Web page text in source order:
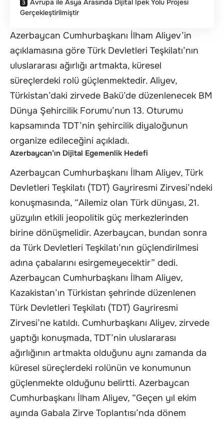
Avrupa ile Asya Arasında Dijital İpek Yolu Projesi
Gerçekleştirilmiştir
Azerbaycan Cumhurbaşkanı İlham Aliyev’in
açıklamasına göre Türk Devletleri Teşkilatı’nın
uluslararası ağırlığı artmakta, küresel
süreçlerdeki rolü güçlenmektedir. Aliyev,
Türkistan’daki zirvede Bakü’de düzenlenecek BM
Dünya Şehircilik Forumu’nun 13. Oturumu
kapsamında TDT’nin şehircilik diyaloğunun
organize edileceğini açıkladı.
Azerbaycan’ın Dijital Egemenlik Hedefi
Azerbaycan Cumhurbaşkanı İlham Aliyev, Türk
Devletleri Teşkilatı (TDT) Gayriresmi Zirvesi’ndeki
konuşmasında, “Ailemiz olan Türk dünyası, 21.
yüzyılın etkili jeopolitik güç merkezlerinden
birine dönüşmelidir. Azerbaycan, bundan sonra
da Türk Devletleri Teşkilatı’nın güçlendirilmesi
adına çabalarını esirgemeyecektir” dedi.
Azerbaycan Cumhurbaşkanı İlham Aliyev,
Kazakistan’ın Türkistan şehrinde düzenlenen
Türk Devletleri Teşkilatı (TDT) Gayriresmi
Zirvesi’ne katıldı. Cumhurbaşkanı Aliyev, zirvede
yaptığı konuşmada, TDT’nin uluslararası
ağırlığının artmakta olduğunu aynı zamanda da
küresel süreçlerdeki rolünün ve konumunun
güçlenmekte olduğunu belirtti. Azerbaycan
Cumhurbaşkanı İlham Aliyev, “Geçen yıl ekim
ayında Gabala Zirve Toplantısı’nda dönem